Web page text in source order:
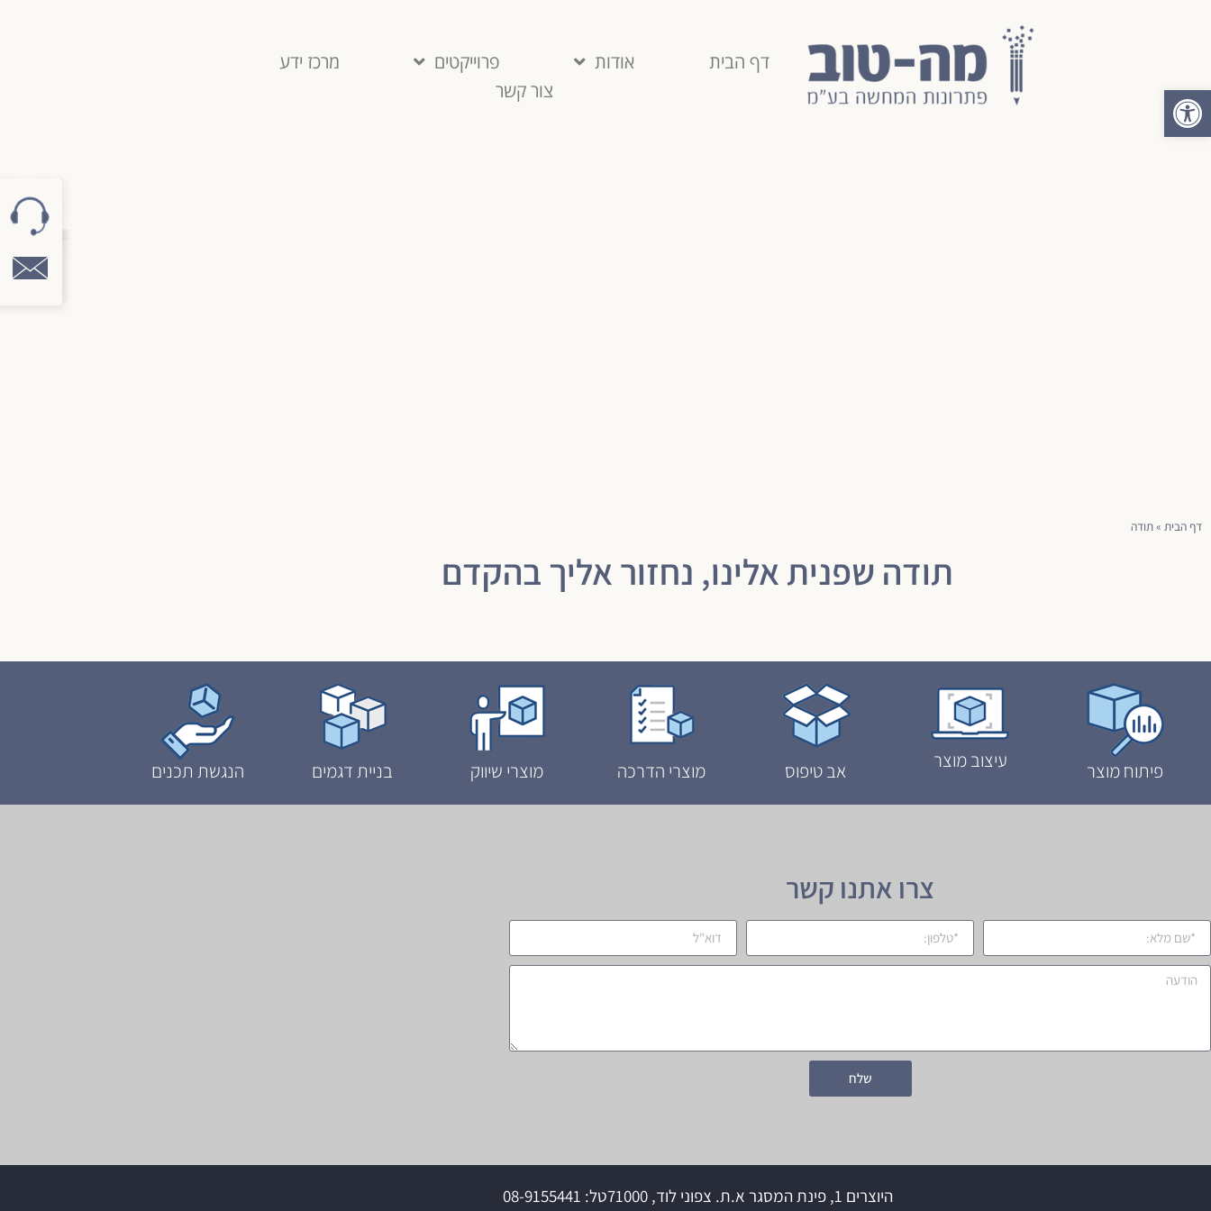
פתח סרגל נגישות
דף הבית אודות פרוייקטים
מרכז ידע
צור קשר
דף הבית »תודה
תודה שפנית אלינו, נחזור אליך בהקדם
פיתוח מוצר עיצוב מוצר אב טיפוס מוצרי הדרכה מוצרי שיווק בניית דגמים הנגשת תכנים
צרו אתנו קשר
שלח
היוצרים 1, פינת המסגר א.ת. צפוני לוד, 71000 טל: 08-9155441